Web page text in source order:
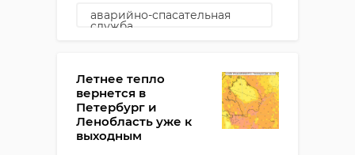
аварийно-спасательная
служба
Летнее тепло
вернется в
Петербург и
Ленобласть уже к
выходным